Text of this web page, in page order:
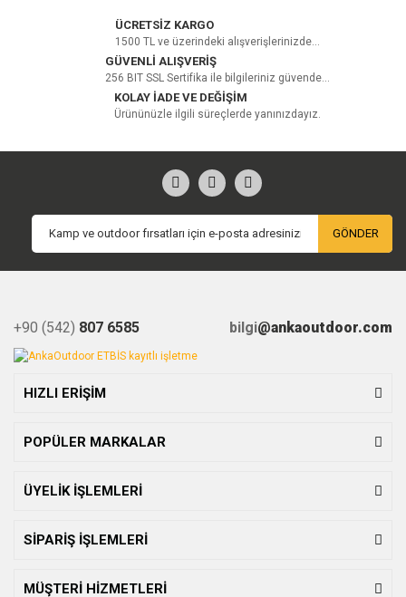
ÜCRETSİZ KARGO
1500 TL ve üzerindeki alışverişlerinizde...
GÜVENLİ ALIŞVERİŞ
256 BIT SSL Sertifika ile bilgileriniz güvende...
KOLAY İADE VE DEĞİŞİM
Ürününüzle ilgili süreçlerde yanınızdayız.
GÖNDER
+90 (542) 807 6585 bilgi@ankaoutdoor.com
HIZLI ERİŞİM
POPÜLER MARKALAR
ÜYELİK İŞLEMLERİ
SİPARİŞ İŞLEMLERİ
MÜŞTERİ HİZMETLERİ